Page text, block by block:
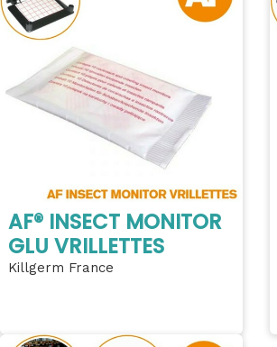
AF® INSECT MONITOR
GLU VRILLETTES
Killgerm France